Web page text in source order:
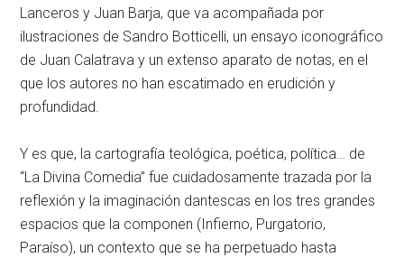
Lanceros y Juan Barja, que va acompañada por
ilustraciones de Sandro Botticelli, un ensayo iconográfico
de Juan Calatrava y un extenso aparato de notas, en el
que los autores no han escatimado en erudición y
profundidad.
Y es que, la cartografía teológica, poética, política… de
“La Divina Comedia” fue cuidadosamente trazada por la
reflexión y la imaginación dantescas en los tres grandes
espacios que la componen (Infierno, Purgatorio,
Paraíso), un contexto que se ha perpetuado hasta